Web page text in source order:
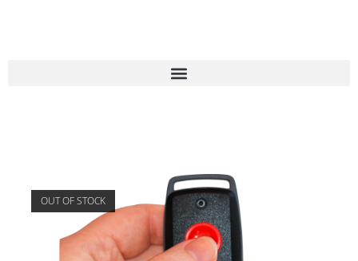
OUT OF STOCK